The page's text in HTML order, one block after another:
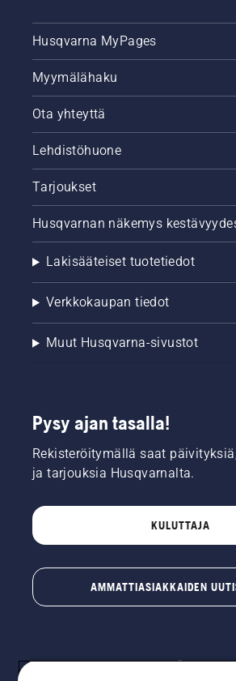
Husqvarna MyPages
Myymälähaku
Ota yhteyttä
Lehdistöhuone
Tarjoukset
Husqvarnan näkemys
Lakisääteiset tuotetiedot
Verkkokaupan tiedot
Muut Husqvarna-sivustot
Pysy ajan tasalla!
Rekisteröitymällä saat
ja tarjouksia Husqvarnalta.
KULUTTAJA
AMMATTIASIAKKAIDEN